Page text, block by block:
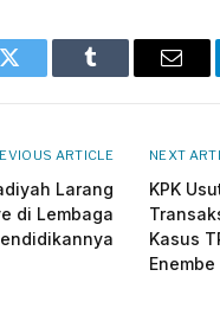
Twitter Tumblr Email
ARTICLE
Larang
di Lembaga
NEXT
KPK
Kasus
Enembe